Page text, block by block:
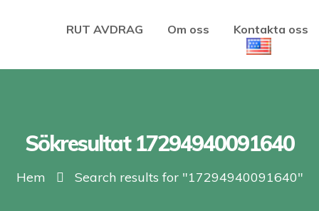
RUT AVDRAG Om oss Kontakta oss
Sökresultat 17294940091640
Hem Search results for "17294940091640"